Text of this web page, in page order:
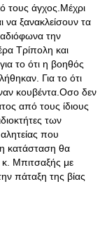
τους άγχος.Μέχρι
ξανακλείσουν τα
την
Τρίπολη και
το ότι η βοηθός
Για το ότι
κουβέντα.Οσο δεν
από τους ίδιους
των
που
κατάσταση θα
κ. Μπιτσαξής με
πάταξη της βίας